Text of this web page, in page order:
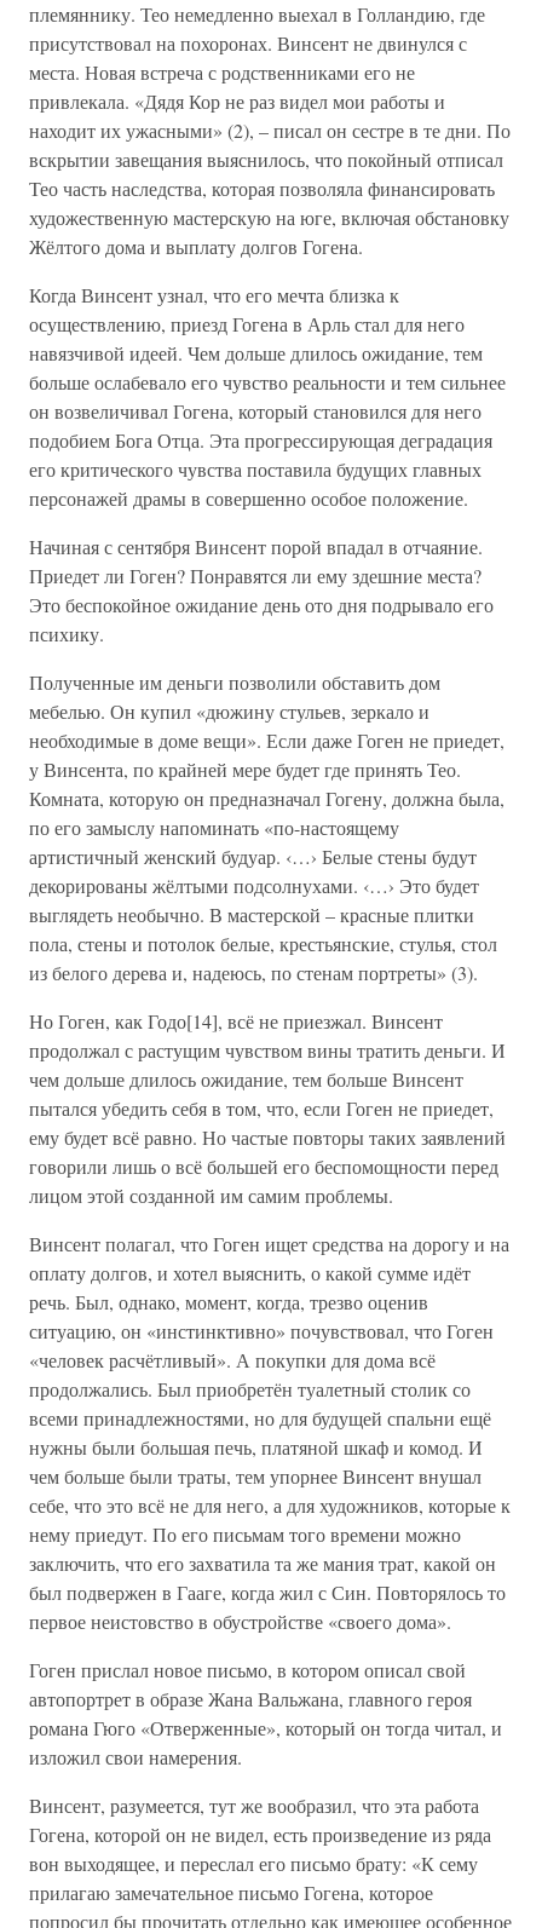
племяннику. Тео немедленно выехал в Голландию, где
присутствовал на похоронах. Винсент не двинулся с
места. Новая встреча с родственниками его не
привлекала. «Дядя Кор не раз видел мои работы и
находит их ужасными» (2), – писал он сестре в те дни. По
вскрытии завещания выяснилось, что покойный отписал
Тео часть наследства, которая позволяла финансировать
художественную мастерскую на юге, включая обстановку
Жёлтого дома и выплату долгов Гогена.
Когда Винсент узнал, что его мечта близка к
осуществлению, приезд Гогена в Арль стал для него
навязчивой идеей. Чем дольше длилось ожидание, тем
больше ослабевало его чувство реальности и тем сильнее
он возвеличивал Гогена, который становился для него
подобием Бога Отца. Эта прогрессирующая деградация
его критического чувства поставила будущих главных
персонажей драмы в совершенно особое положение.
Начиная с сентября Винсент порой впадал в отчаяние.
Приедет ли Гоген? Понравятся ли ему здешние места?
Это беспокойное ожидание день ото дня подрывало его
психику.
Полученные им деньги позволили обставить дом
мебелью. Он купил «дюжину стульев, зеркало и
необходимые в доме вещи». Если даже Гоген не приедет,
у Винсента, по крайней мере будет где принять Тео.
Комната, которую он предназначал Гогену, должна была,
по его замыслу напоминать «по-настоящему
артистичный женский будуар. ‹…› Белые стены будут
декорированы жёлтыми подсолнухами. ‹…› Это будет
выглядеть необычно. В мастерской – красные плитки
пола, стены и потолок белые, крестьянские, стулья, стол
из белого дерева и, надеюсь, по стенам портреты» (3).
Но Гоген, как Годо[14], всё не приезжал. Винсент
продолжал с растущим чувством вины тратить деньги. И
чем дольше длилось ожидание, тем больше Винсент
пытался убедить себя в том, что, если Гоген не приедет,
ему будет всё равно. Но частые повторы таких заявлений
говорили лишь о всё большей его беспомощности перед
лицом этой созданной им самим проблемы.
Винсент полагал, что Гоген ищет средства на дорогу и на
оплату долгов, и хотел выяснить, о какой сумме идёт
речь. Был, однако, момент, когда, трезво оценив
ситуацию, он «инстинктивно» почувствовал, что Гоген
«человек расчётливый». А покупки для дома всё
продолжались. Был приобретён туалетный столик со
всеми принадлежностями, но для будущей спальни ещё
нужны были большая печь, платяной шкаф и комод. И
чем больше были траты, тем упорнее Винсент внушал
себе, что это всё не для него, а для художников, которые к
нему приедут. По его письмам того времени можно
заключить, что его захватила та же мания трат, какой он
был подвержен в Гааге, когда жил с Син. Повторялось то
первое неистовство в обустройстве «своего дома».
Гоген прислал новое письмо, в котором описал свой
автопортрет в образе Жана Вальжана, главного героя
романа Гюго «Отверженные», который он тогда читал, и
изложил свои намерения.
Винсент, разумеется, тут же вообразил, что эта работа
Гогена, которой он не видел, есть произведение из ряда
вон выходящее, и переслал его письмо брату: «К сему
прилагаю замечательное письмо Гогена, которое
попросил бы прочитать отдельно как имеющее особенное